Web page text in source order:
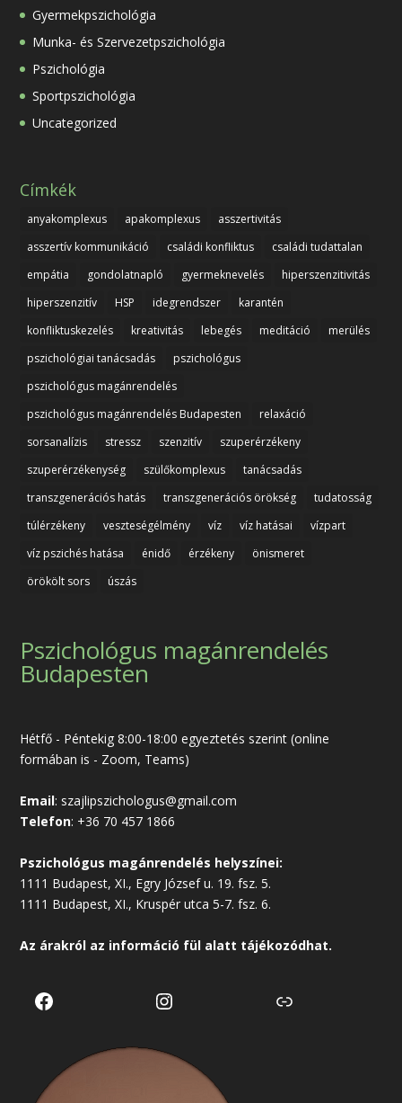
Gyermekpszichológia
Munka- és Szervezetpszichológia
Pszichológia
Sportpszichológia
Uncategorized
Címkék
anyakomplexus apakomplexus
asszertivitás
asszertív kommunikáció
családi konfliktus
családi tudattalan
empátia
gondolatnapló gyermeknevelés
hiperszenzitivitás
hiperszenzitív
HSP idegrendszer
karantén
konfliktuskezelés
kreativitás lebegés meditáció
merülés
pszichológiai tanácsadás
pszichológus
pszichológus magánrendelés
pszichológus magánrendelés Budapesten
relaxáció
sorsanalízis
stressz szenzitív
szuperérzékeny
szuperérzékenység
szülőkomplexus
tanácsadás
transzgenerációs hatás
transzgenerációs örökség
tudatosság
túlérzékeny
veszteségélmény víz víz hatásai
vízpart
víz pszichés hatása
énidő érzékeny
önismeret
örökölt sors
úszás
Pszichológus magánrendelés
Budapesten
Hétfő - Péntekig 8:00-18:00 egyeztetés szerint (online
formában is - Zoom, Teams)
Email: szajlipszichologus@gmail.com
Telefon: +36 70 457 1866
Pszichológus magánrendelés helyszínei:
1111 Budapest, XI., Egry József u. 19. fsz. 5.
1111 Budapest, XI., Kruspér utca 5-7. fsz. 6.
Az árakról az információ fül alatt tájékozódhat.
Facebook Instagram Link